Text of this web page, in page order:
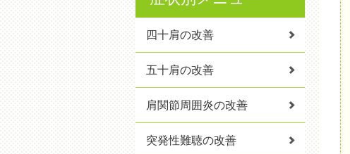
四十肩の改善
五十肩の改善
肩関節周囲炎の改善
突発性難聴の改善